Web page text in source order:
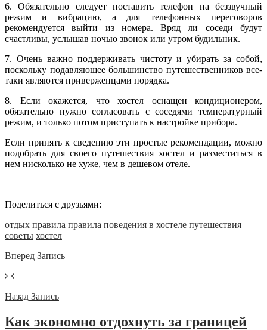
6. Обязательно следует поставить телефон на беззвучный
режим и вибрацию, а для телефонных переговоров
рекомендуется выйти из номера. Вряд ли соседи будут
счастливы, услышав ночью звонок или утром будильник.
7. Очень важно поддерживать чистоту и убирать за собой,
поскольку подавляющее большинство путешественников все-
таки являются приверженцами порядка.
8. Если окажется, что хостел оснащен кондиционером,
обязательно нужно согласовать с соседями температурный
режим, и только потом приступать к настройке прибора.
Если принять к сведению эти простые рекомендации, можно
подобрать для своего путешествия хостел и разместиться в
нем нисколько не хуже, чем в дешевом отеле.
Поделиться с друзьями:
отдых правила правила поведения в хостеле путешествия
советы хостел
Вперед Запись
Назад Запись
Как экономно отдохнуть за границей